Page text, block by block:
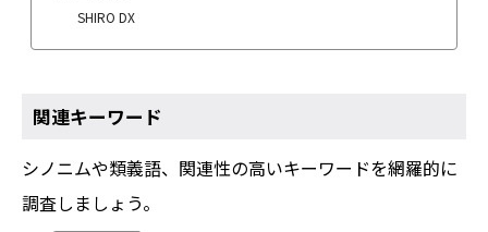
SHIRO DX
関連キーワード
シノニムや類義語、関連性の高いキーワードを網羅的に
調査しましょう。